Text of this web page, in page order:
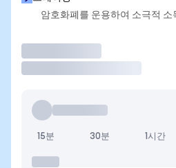
암호화폐를 운용하여 소극적 소
15분 30분 1시간